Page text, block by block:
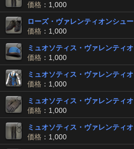
価格 ：1,000
ローズ・ヴァレンティオンシュ
価格 ：1,000
ミュオソティス・ヴァレンティ
価格 ：1,000
ミュオソティス・ヴァレンティ
価格 ：1,000
ミュオソティス・ヴァレンティ
価格 ：1,000
ミュオソティス・ヴァレンティ
価格 ：1,000